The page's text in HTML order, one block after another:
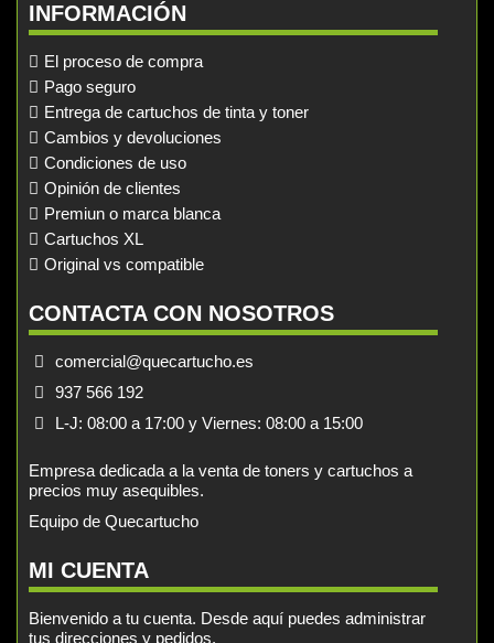
INFORMACIÓN
El proceso de compra
Pago seguro
Entrega de cartuchos de tinta y toner
Cambios y devoluciones
Condiciones de uso
Opinión de clientes
Premiun o marca blanca
Cartuchos XL
Original vs compatible
CONTACTA CON NOSOTROS
comercial@quecartucho.es
937 566 192
L-J: 08:00 a 17:00 y Viernes: 08:00 a 15:00
Empresa dedicada a la venta de toners y cartuchos a
precios muy asequibles.
Equipo de Quecartucho
MI CUENTA
Bienvenido a tu cuenta. Desde aquí puedes administrar
tus direcciones y pedidos.